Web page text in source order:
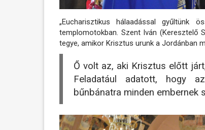
„Eucharisztikus hálaadással gyűltünk
templomotokban. Szent Iván
tegye, amikor Krisztus urunk a Jordánban
Ő volt az, aki Krisztus előtt
Feladatául adatott, hogy
bűnbánatra minden embernek